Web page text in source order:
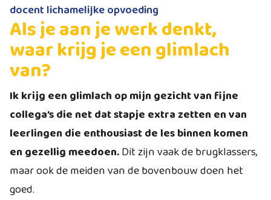
docent lichamelijke opvoeding
Als je aan je werk denkt,
waar krijg je een glimlach
van?
Ik krijg een glimlach op mijn gezicht van fijne
collega’s die net dat stapje extra zetten en van
leerlingen die enthousiast de les binnen komen
en gezellig meedoen.Dit zijn vaak de brugklassers,
maar ook de meiden van de bovenbouw doen het
goed.